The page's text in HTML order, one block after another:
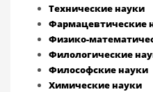
Технические науки
Фармацевтические
Физико-
Филологические
Философские науки
Химические науки